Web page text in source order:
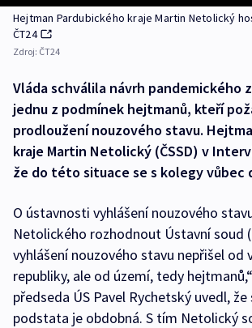
Hejtman Pardubického kraje Martin Netolický
ČT24
Zdroj: ČT24
Vláda schválila návrh pandemického
jednu z podmínek hejtmanů, kteří
prodloužení nouzového stavu.
kraje Martin Netolický (ČSSD) v
že do této situace se s kolegy
O ústavnosti vyhlášení nouzového
Netolického rozhodnout Ústavní soud
vyhlášení nouzového stavu nepřišel od
republiky, ale od území, tedy
předseda ÚS Pavel Rychetský uvedl,
podstata je obdobná. S tím Netolický